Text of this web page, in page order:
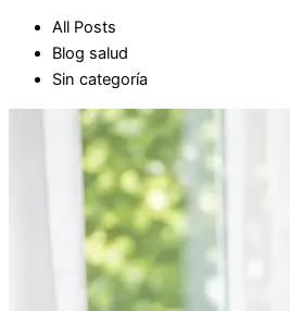
All Posts
Blog salud
Sin categoría